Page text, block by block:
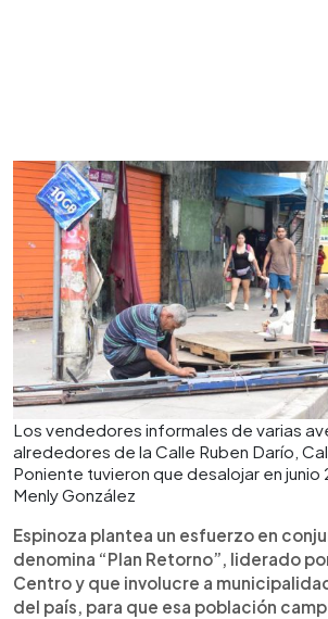
Los vendedores informales de varias
alrededores de la Calle Ruben Darío,
Poniente tuvieron que desalojar en
Menly González
Espinoza plantea un esfuerzo en
denomina “Plan Retorno”, liderado
Centro y que involucre a
del país, para que esa población